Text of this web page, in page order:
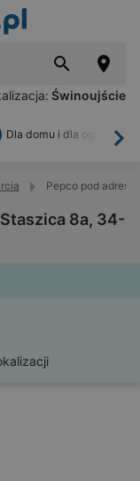
Świnoujście
Dla domu i dla ogrodu
Pepco pod
8a, 34-